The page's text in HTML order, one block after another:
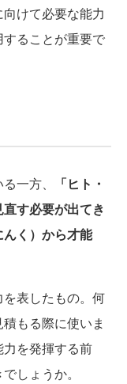
けて必要な能力
ることが重要で
一方、
「ヒト・
す必要が出てき
く）から才能
表したもの。何
もる際に使いま
を発揮する前
しょうか。